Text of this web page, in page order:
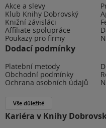
Akce a slevy
Klub Knihy Dobrovský
Knižní závisláci
Affiliate spolupráce
Poukazy pro firmy
Dodací podmínky
Platební metody
Obchodní podmínky
Ochrana osobních údajů
Vše důležité
Kariéra v Knihy